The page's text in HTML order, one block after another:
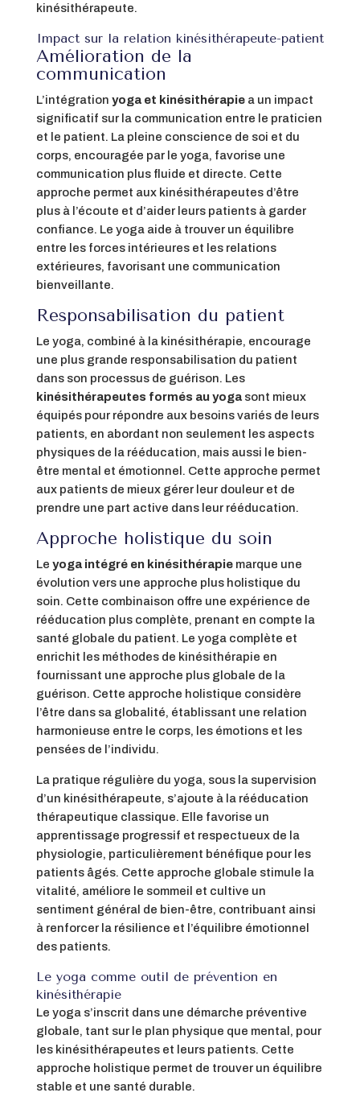
kinésithérapeute.
Impact sur la relation kinésithérapeute-patient
Amélioration de la
communication
L’intégration yoga et kinésithérapiea un impact
significatif sur la communication entre le praticien
et le patient. La pleine conscience de soi et du
corps, encouragée par le yoga, favorise une
communication plus fluide et directe. Cette
approche permet aux kinésithérapeutes d’être
plus à l’écoute et d’aider leurs patients à garder
confiance. Le yoga aide à trouver un équilibre
entre les forces intérieures et les relations
extérieures, favorisant une communication
bienveillante.
Responsabilisation du patient
Le yoga, combiné à la kinésithérapie, encourage
une plus grande responsabilisation du patient
dans son processus de guérison. Les
kinésithérapeutes formés au yogasont mieux
équipés pour répondre aux besoins variés de leurs
patients, en abordant non seulement les aspects
physiques de la rééducation, mais aussi le bien-
être mental et émotionnel. Cette approche permet
aux patients de mieux gérer leur douleur et de
prendre une part active dans leur rééducation.
Approche holistique du soin
Le yoga intégré en kinésithérapiemarque une
évolution vers une approche plus holistique du
soin. Cette combinaison offre une expérience de
rééducation plus complète, prenant en compte la
santé globale du patient. Le yoga complète et
enrichit les méthodes de kinésithérapie en
fournissant une approche plus globale de la
guérison. Cette approche holistique considère
l’être dans sa globalité, établissant une relation
harmonieuse entre le corps, les émotions et les
pensées de l’individu.
La pratique régulière du yoga, sous la supervision
d’un kinésithérapeute, s’ajoute à la rééducation
thérapeutique classique. Elle favorise un
apprentissage progressif et respectueux de la
physiologie, particulièrement bénéfique pour les
patients âgés. Cette approche globale stimule la
vitalité, améliore le sommeil et cultive un
sentiment général de bien-être, contribuant ainsi
à renforcer la résilience et l’équilibre émotionnel
des patients.
Le yoga comme outil de prévention en
kinésithérapie
Le yoga s’inscrit dans une démarche préventive
globale, tant sur le plan physique que mental, pour
les kinésithérapeutes et leurs patients. Cette
approche holistique permet de trouver un équilibre
stable et une santé durable.